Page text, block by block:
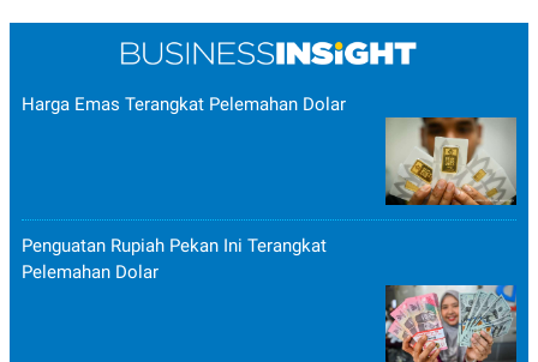
Harga Emas Terangkat Pelemahan Dolar
Penguatan Rupiah Pekan Ini Terangkat
Pelemahan Dolar